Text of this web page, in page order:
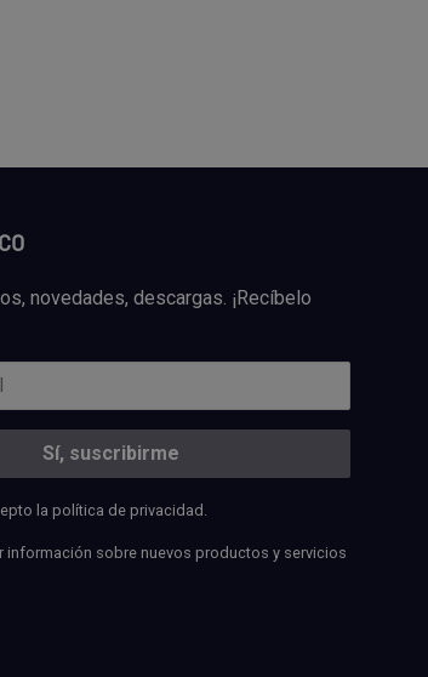
novedades, descargas. ¡Recíbelo
la política de privacidad.
información sobre nuevos productos y servicios